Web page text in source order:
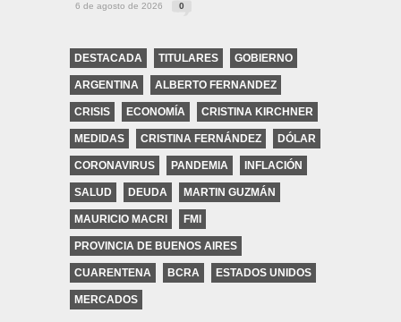
6 de agosto de 2026 0
DESTACADA TITULARES GOBIERNO
ARGENTINA ALBERTO FERNANDEZ
CRISIS ECONOMÍA CRISTINA KIRCHNER
MEDIDAS CRISTINA FERNÁNDEZ DÓLAR
CORONAVIRUS PANDEMIA INFLACIÓN
SALUD DEUDA MARTIN GUZMÁN
MAURICIO MACRI FMI
PROVINCIA DE BUENOS AIRES
CUARENTENA BCRA ESTADOS UNIDOS
MERCADOS